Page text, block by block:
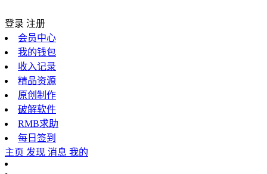
登录 注册
会员中心
我的钱包
收入记录
精品资源
原创制作
破解软件
RMB求助
每日签到
主页 发现 消息 我的